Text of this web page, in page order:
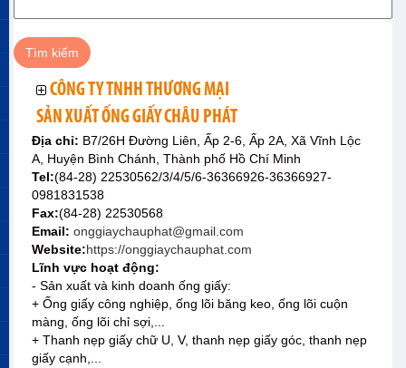
CÔNG TY TNHH THƯƠNG MẠI
SẢN XUẤT ỐNG GIẤY CHÂU PHÁT
Địa chỉ: B7/26H Đường Liên, Ấp 2-6, Ấp 2A, Xã Vĩnh Lộc
A, Huyện Bình Chánh, Thành phố Hồ Chí Minh
Tel:(84-28) 22530562/3/4/5/6-36366926-36366927-
0981831538
Fax:(84-28) 22530568
Email: onggiaychauphat@gmail.com
Website:https://onggiaychauphat.com
Lĩnh vực hoạt động:
- Sản xuất và kinh doanh ống giấy:
+ Ống giấy công nghiệp, ống lõi băng keo, ống lõi cuộn
màng, ống lõi chỉ sợi,...
+ Thanh nẹp giấy chữ U, V, thanh nẹp giấy góc, thanh nẹp
giấy cạnh,...